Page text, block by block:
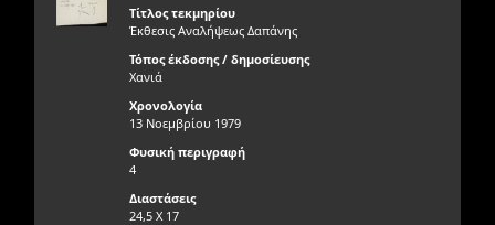
Τίτλος τεκμηρίου
Έκθεσις Αναλήψεως Δαπάνης
Τόπος έκδοσης / δημοσίευσης
Χανιά
Χρονολογία
13 Νοεμβρίου 1979
Φυσική περιγραφή
4
Διαστάσεις
24,5 Χ 17